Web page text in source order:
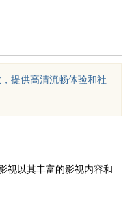
提供高清流畅体验和社
视以其丰富的影视内容和